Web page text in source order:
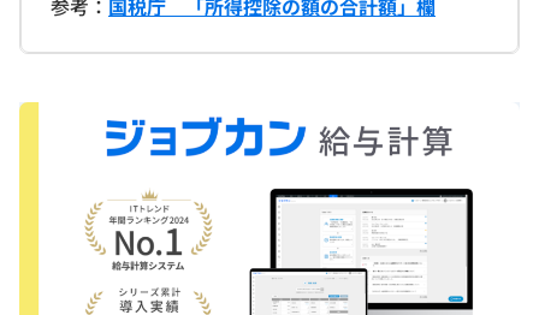
参考： 国税庁 「所得控除の額の合計額」欄